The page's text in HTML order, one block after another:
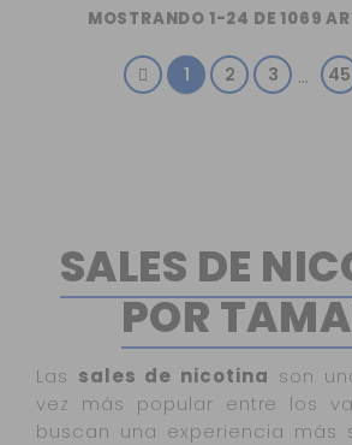
MOSTRANDO 1-24 DE 1069
1 2 3 … 45
SALES DE
POR
Las sales de nicotina son
vez más popular entre los
buscan una experiencia más